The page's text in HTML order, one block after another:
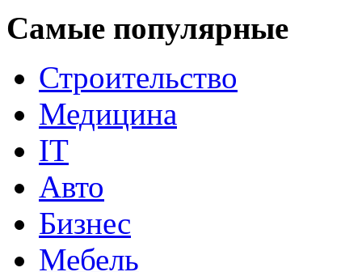
Самые популярные
Строительство
Медицина
IT
Авто
Бизнес
Мебель